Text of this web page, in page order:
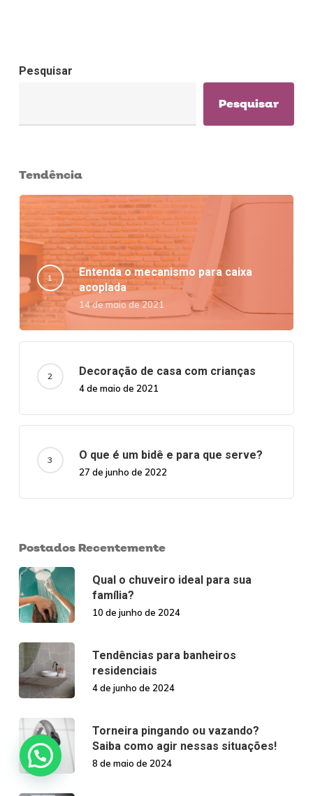
Pesquisar
Pesquisar
Tendência
Entenda o mecanismo para caixa
acoplada
14 de maio de 2021
Decoração de casa com crianças
4 de maio de 2021
O que é um bidê e para que serve?
27 de junho de 2022
Postados Recentemente
Qual o chuveiro ideal para sua
família?
10 de junho de 2024
Tendências para banheiros
residenciais
4 de junho de 2024
Torneira pingando ou vazando?
Saiba como agir nessas situações!
8 de maio de 2024